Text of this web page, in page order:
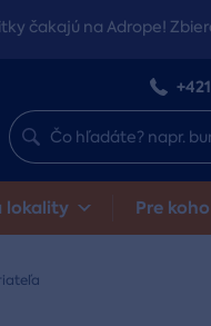
čakajú na Adrope!
lokality Pre koho